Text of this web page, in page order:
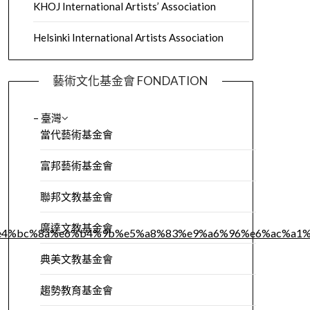
KHOJ International Artists’ Association
Helsinki International Artists Association
藝術文化基金會 FONDATION
– 臺灣
當代藝術基金會
富邦藝術基金會
聯邦文教基金會
廣達文教基金會
典美文教基金會
趨勢教育基金會